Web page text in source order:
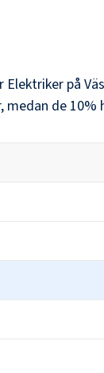
Elektriker på
, medan de